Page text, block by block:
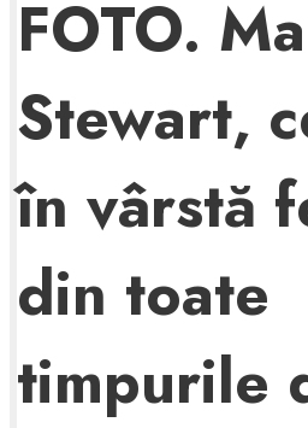
FOTO.
Stewart,
în vârstă
din toate
timpurile